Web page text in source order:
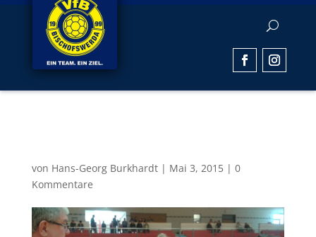
von Hans-Georg Burkhardt| Mai 3, 2015| 0
Kommentare